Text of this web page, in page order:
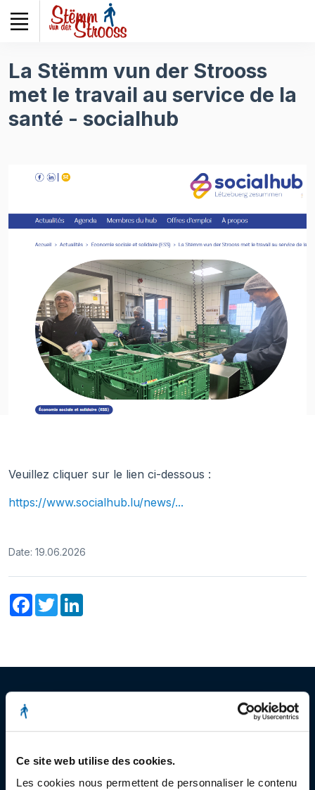
Ce site web utilise des cookies.
Les cookies nous permettent de personnaliser le contenu
noter
site
Web
comprend
un
La Stëmm vun der Strooss
met le travail au service de la
santé - socialhub
Veuillez cliquer sur le lien ci-dessous :
https://www.socialhub.lu/news/...
Date: 19.06.2026
Facebook
Twitter
Stëmm vun der Strooss